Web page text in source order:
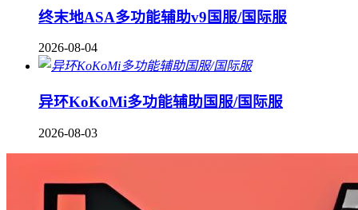
终末地ASA多功能辅助v9国服/国际服
2026-08-04
异环KoKoMi多功能辅助国服/国际服
2026-08-03